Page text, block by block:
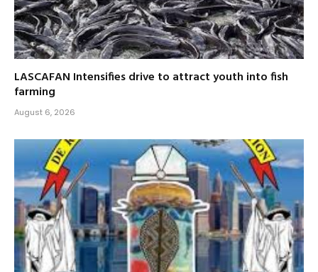
LASCAFAN Intensifies drive to attract youth into fish
farming
August 6, 2026